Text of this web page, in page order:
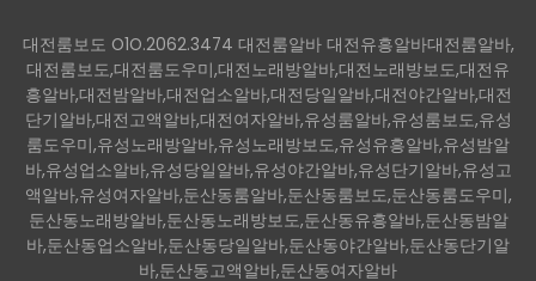
대전룸보도 O1O.2062.3474 대전룸알바 대전유흥알바대전룸알바,
대전룸보도,대전룸도우미,대전노래방알바,대전노래방보도,대전유
흥알바,대전밤알바,대전업소알바,대전당일알바,대전야간알바,대전
단기알바,대전고액알바,대전여자알바,유성룸알바,유성룸보도,유성
룸도우미,유성노래방알바,유성노래방보도,유성유흥알바,유성밤알
바,유성업소알바,유성당일알바,유성야간알바,유성단기알바,유성고
액알바,유성여자알바,둔산동룸알바,둔산동룸보도,둔산동룸도우미,
둔산동노래방알바,둔산동노래방보도,둔산동유흥알바,둔산동밤알
바,둔산동업소알바,둔산동당일알바,둔산동야간알바,둔산동단기알
바,둔산동고액알바,둔산동여자알바